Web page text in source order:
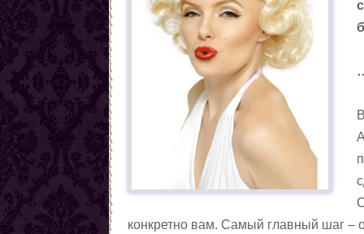
Любовные заговоры
Противолюбовные заговоры
Методы снятия приворота
Магические приёмы,
помогающие вернуть
Вызовы(чтобы человек к
вам явился)
Заговоры, чтобы пришла
Заговоры на возвращение
Семейная магия
Цыганская любовная
Амулеты
заговоры чёрной магии
Заговоры на месть
конкретно вам. Самый главный шаг –